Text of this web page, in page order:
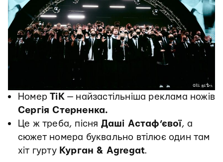
НомерТіК — найзастільніша реклама ножів
Сергія Стерненка.
Це ж треба, пісня Даші Астаф’євої, а
сюжет номера буквально втілює один там
хіт гурту Курган & Agregat.